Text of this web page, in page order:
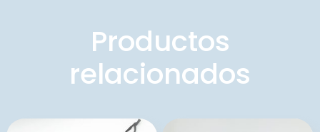
Productos
relacionados